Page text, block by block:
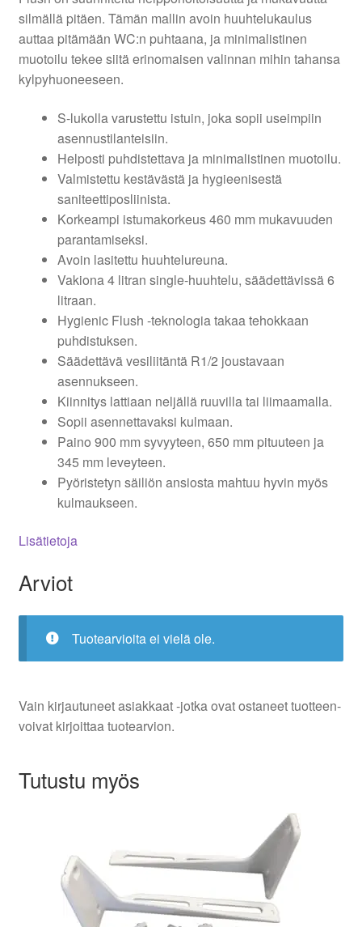
silmällä pitäen. Tämän mallin avoin huuhtelukaulus
auttaa pitämään WC:n puhtaana, ja minimalistinen
muotoilu tekee siitä erinomaisen valinnan mihin tahansa
kylpyhuoneeseen.
S-lukolla varustettu istuin, joka sopii useimpiin
asennustilanteisiin.
Helposti puhdistettava ja minimalistinen muotoilu.
Valmistettu kestävästä ja hygieenisestä
saniteettiposliinista.
Korkeampi istumakorkeus 460 mm mukavuuden
parantamiseksi.
Avoin lasitettu huuhtelureuna.
Vakiona 4 litran single-huuhtelu, säädettävissä 6
litraan.
Hygienic Flush -teknologia takaa tehokkaan
puhdistuksen.
Säädettävä vesiliitäntä R1/2 joustavaan
asennukseen.
Kiinnitys lattiaan neljällä ruuvilla tai liimaamalla.
Sopii asennettavaksi kulmaan.
Paino 900 mm syvyyteen, 650 mm pituuteen ja
345 mm leveyteen.
Pyöristetyn säiliön ansiosta mahtuu hyvin myös
kulmaukseen.
Lisätietoja
Arviot
Tuotearvioita ei vielä ole.
Vain kirjautuneet asiakkaat -jotka ovat ostaneet tuotteen-
voivat kirjoittaa tuotearvion.
Tutustu myös